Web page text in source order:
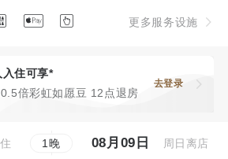
  更多服务设施
住可享*
倍彩虹如愿豆 12点退房
去登录
1晚 08月09日 周日离店